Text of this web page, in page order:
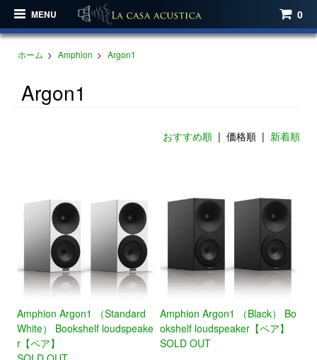
MENU 0
ホーム > Amphion > Argon1
Argon1
おすすめ順| 価格順 | 新着順
Amphion Argon1 （Standard
White） Bookshelf loudspeake
r【ペア】
Amphion Argon1 （Black） Bo
okshelf loudspeaker【ペア】
SOLD OUT